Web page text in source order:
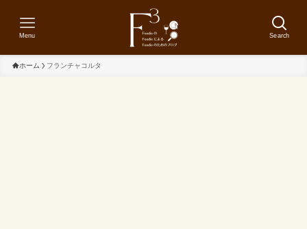
Search
Menu
ホーム フランチャコルタ